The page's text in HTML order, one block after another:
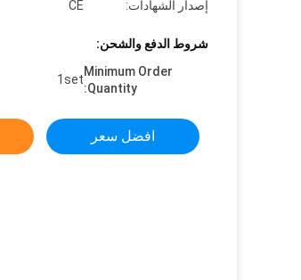
إصدار الشهادات:
CE
شروط الدفع والشحن:
Minimum Order
Quantity:
1set
افضل سعر